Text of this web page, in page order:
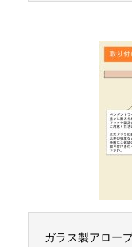
ガラス製アロー